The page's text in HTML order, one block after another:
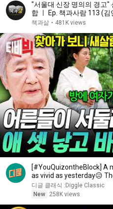
"서울대 신장 명의의 경고"
합 ㅣ Ep. 책과사람 113 (
책과삶 • 481K views
[#YouQuizontheBlock] A
as vivid as yesterday😥
changed...
디글 클래식 :Diggle Classic
New
258K views